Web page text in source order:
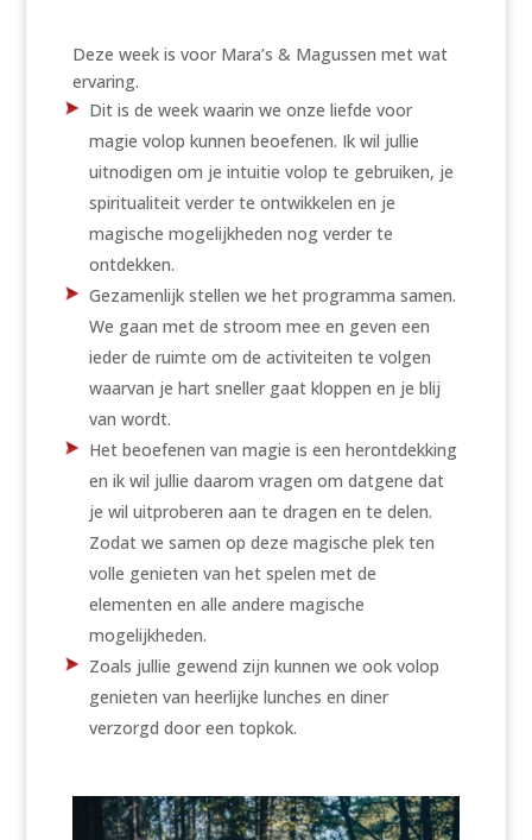
Deze week is voor Mara’s & Magussen met wat
ervaring.
Dit is de week waarin we onze liefde voor
magie volop kunnen beoefenen. Ik wil jullie
uitnodigen om je intuitie volop te gebruiken, je
spiritualiteit verder te ontwikkelen en je
magische mogelijkheden nog verder te
ontdekken.
Gezamenlijk stellen we het programma samen.
We gaan met de stroom mee en geven een
ieder de ruimte om de activiteiten te volgen
waarvan je hart sneller gaat kloppen en je blij
van wordt.
Het beoefenen van magie is een herontdekking
en ik wil jullie daarom vragen om datgene dat
je wil uitproberen aan te dragen en te delen.
Zodat we samen op deze magische plek ten
volle genieten van het spelen met de
elementen en alle andere magische
mogelijkheden.
Zoals jullie gewend zijn kunnen we ook volop
genieten van heerlijke lunches en diner
verzorgd door een topkok.